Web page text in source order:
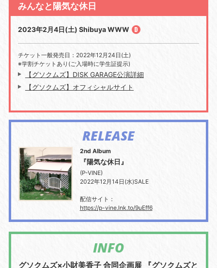
みんなと陽気な休日
2023年2月4日(土) Shibuya WWW
チケット一般発売日：2022年12月24日(土)
※学割チケットあり(ご入場時に学生証提示)
【グソクムズ】DISK GARAGE公演詳細
【グソクムズ】オフィシャルサイト
RELEASE
2nd Album
『陽気な休日』
(P-VINE)
2022年12月14日(水)SALE
配信サイト：
https://p-vine.lnk.to/9uEff6
INFO
グソクムズ×小財美香子 合同企画展 『グソクムズと